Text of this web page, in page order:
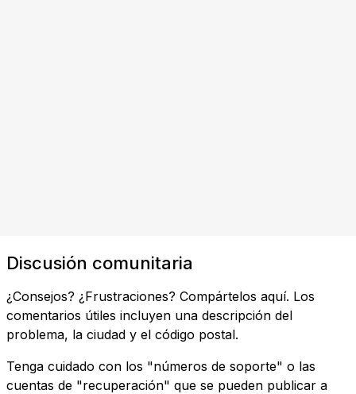
Discusión comunitaria
¿Consejos? ¿Frustraciones? Compártelos aquí. Los
comentarios útiles incluyen una descripción del
problema, la ciudad y el código postal.
Tenga cuidado con los "números de soporte" o las
cuentas de "recuperación" que se pueden publicar a